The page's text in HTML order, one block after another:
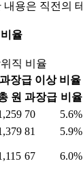
율
직 비율
과장급 이상 비율
원 과장급 비율
70
5.6%
81
5.9%
67 6.0%